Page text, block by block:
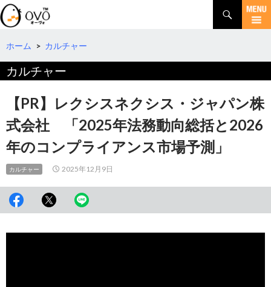
検
索
コ
テ
ツ
へ
ホーム > カルチャー
カルチャー
【PR】レクシスネクシス・ジャパン株
式会社 「2025年法務動向総括と2026
年のコンプライアンス市場予測」
カルチャー 2025年12月9日